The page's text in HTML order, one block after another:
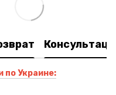
по Украине: